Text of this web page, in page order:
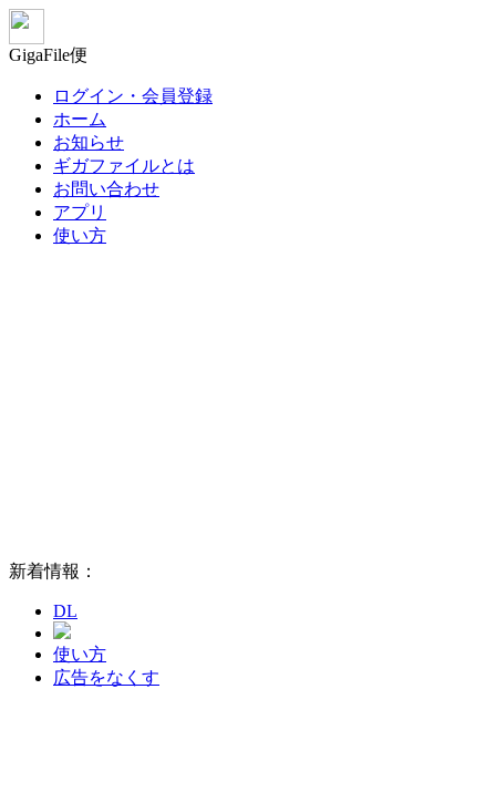
GigaFile便
ログイン・会員登録
ホーム
お知らせ
ギガファイルとは
お問い合わせ
アプリ
使い方
新着情報：
DL
使い方
広告をなくす